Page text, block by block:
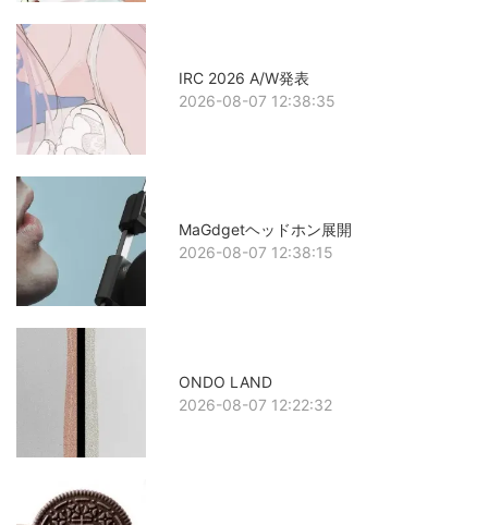
IRC 2026 A/W発表
2026-08-07 12:38:35
MaGdgetヘッドホン展開
2026-08-07 12:38:15
ONDO LAND
2026-08-07 12:22:32